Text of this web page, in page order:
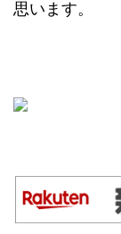
思います。